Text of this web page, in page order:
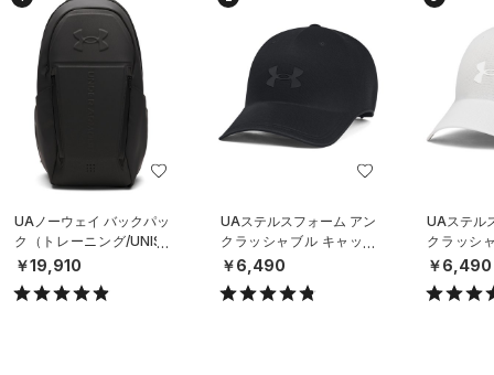
UAノーウェイ バックパッ
ク（トレーニング/UNISE
X）
￥19,910
UAステルスフォーム アン
クラッシャブル キャップ
（ライフスタイル/UNISE
￥6,490
UAステル
クラッシ
（ライフ
￥6,490